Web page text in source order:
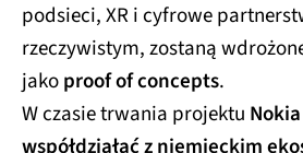
podsieci, XR i cyfrowe
rzeczywistym, zostaną
jakoproof of concepts.
W czasie trwania projektu